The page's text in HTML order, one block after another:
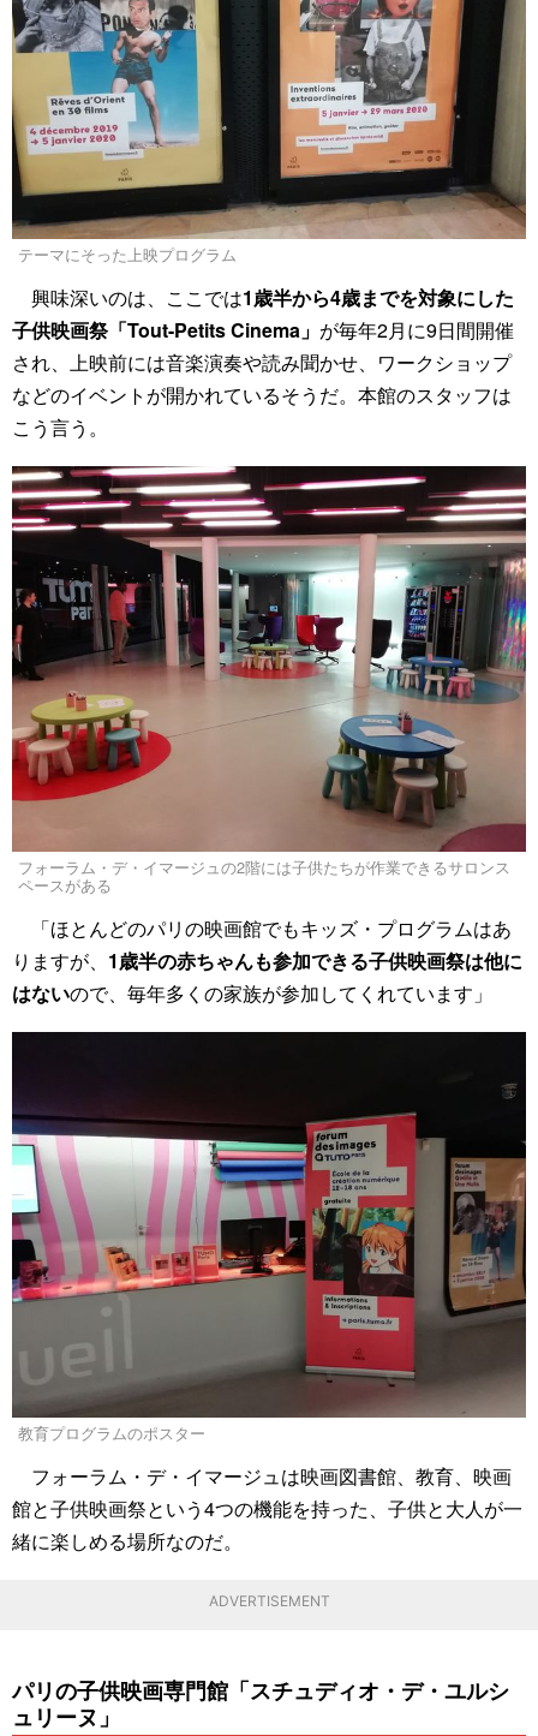
テーマにそった上映プログラム
興味深いのは、ここでは1歳半から4歳までを対象にした
子供映画祭「Tout-Petits Cinema」 が毎年2月に9日間開催
され、上映前には音楽演奏や読み聞かせ、ワークショップ
などのイベントが開かれているそうだ。本館のスタッフは
こう言う。
フォーラム・デ・イマージュの2階には子供たちが作業できるサロンス
ペースがある
「ほとんどのパリの映画館でもキッズ・プログラムはあ
りますが、 1歳半の赤ちゃんも参加できる子供映画祭は他に
はないので、毎年多くの家族が参加してくれています」
教育プログラムのポスター
フォーラム・デ・イマージュは映画図書館、教育、映画
館と子供映画祭という4つの機能を持った、子供と大人が一
緒に楽しめる場所なのだ。
ADVERTISEMENT
パリの子供映画専門館「スチュディオ・デ・ユルシ
ュリーヌ」